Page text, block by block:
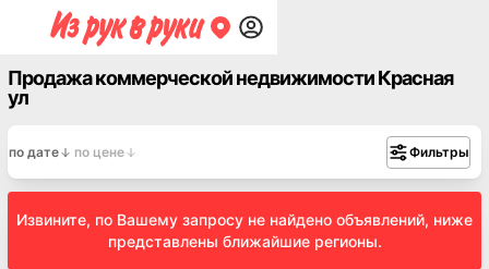
Продажа коммерческой недвижимости Красная
ул
по дате по цене Фильтры
Извините, по Вашему запросу не найдено объявлений, ниже
представлены ближайшие регионы.